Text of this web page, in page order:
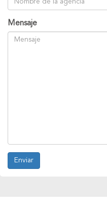
Mensaje